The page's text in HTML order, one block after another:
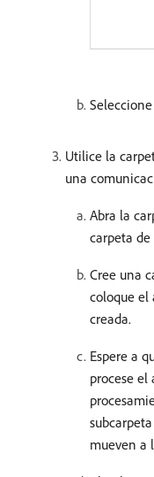
Seleccione
Utilice la
una
Abra la
carpeta
Cree una
coloque el
creada.
Espere a
procese el
mueven a